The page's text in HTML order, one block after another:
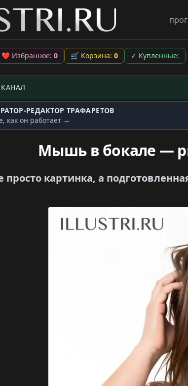
❤ Избранное: 0 🛒 Корзина: 0 ✓ Купленные:
РЕДАКТОР ТРАФАРЕТОВ
как он работает →
Мышь в бокале —
просто картинка, а